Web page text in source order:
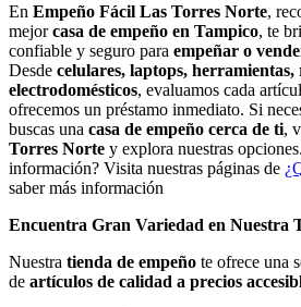
En Empeño Fácil Las Torres Norte,
mejorcasa de empeño en Tampico, te
confiable y seguro para empeñar o
Desde celulares, laptops, herramientas,
electrodomésticos, evaluamos cada
ofrecemos un préstamo inmediato. Si
buscas una casa de empeño cerca de ti,
Torres Norte y explora nuestras
información? Visita nuestras páginas de
saber más información
Encuentra Gran Variedad en Nuestra
Nuestra tienda de empeño te ofrece una
de artículos de calidad a precios